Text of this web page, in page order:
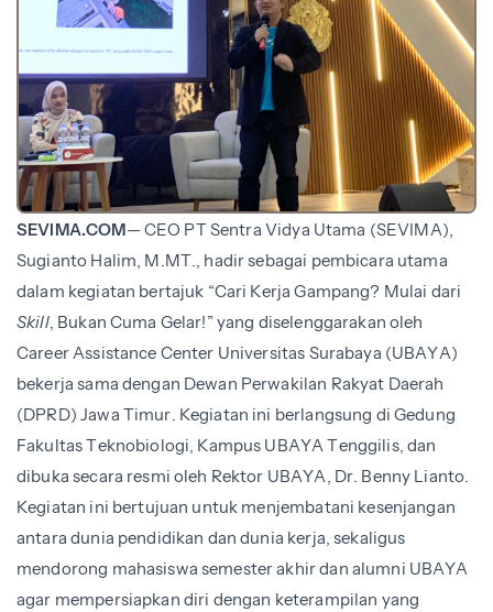
SEVIMA.COM— CEO PT Sentra Vidya Utama (SEVIMA),
Sugianto Halim, M.MT., hadir sebagai pembicara utama
dalam kegiatan bertajuk “Cari Kerja Gampang? Mulai dari
Skill, Bukan Cuma Gelar!” yang diselenggarakan oleh
Career Assistance Center Universitas Surabaya (UBAYA)
bekerja sama dengan Dewan Perwakilan Rakyat Daerah
(DPRD) Jawa Timur. Kegiatan ini berlangsung di Gedung
Fakultas Teknobiologi, Kampus UBAYA Tenggilis, dan
dibuka secara resmi oleh Rektor UBAYA, Dr. Benny Lianto.
Kegiatan ini bertujuan untuk menjembatani kesenjangan
antara dunia pendidikan dan dunia kerja, sekaligus
mendorong mahasiswa semester akhir dan alumni UBAYA
agar mempersiapkan diri dengan keterampilan yang